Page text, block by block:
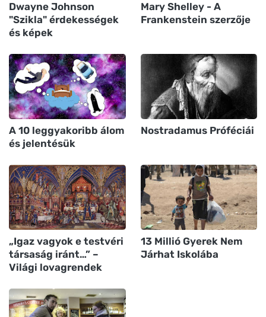
Dwayne Johnson
"Szikla" érdekességek
és képek
Mary Shelley - A
Frankenstein szerzője
A 10 leggyakoribb álom
és jelentésük
Nostradamus Próféciái
„Igaz vagyok e testvéri
társaság iránt…” –
Világi lovagrendek
13 Millió Gyerek Nem
Járhat Iskolába